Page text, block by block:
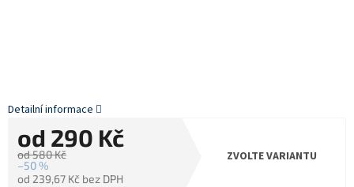
od 580 Kč
–50 %
od 290 Kč
od 239,67 Kč bez DPH
ZVOLTE VARIANTU
Detailní informace